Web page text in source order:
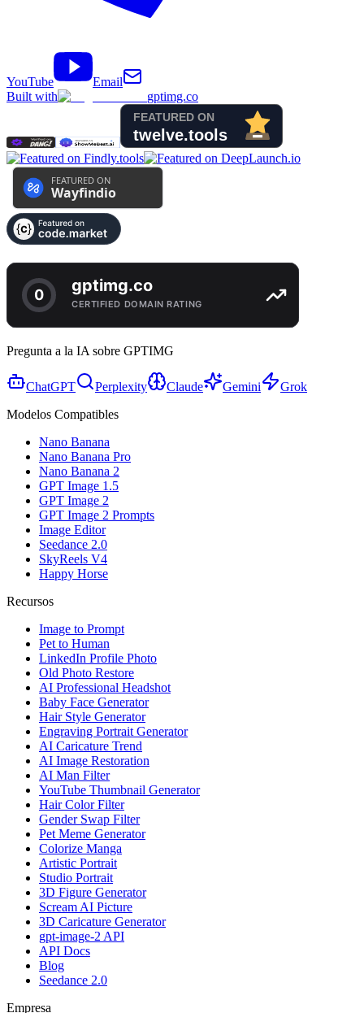
YouTube
Email
Built with
gptimg.co
Pregunta a la IA sobre GPTIMG
ChatGPT Perplexity Claude Gemini
Grok
Modelos Compatibles
Nano Banana
Nano Banana Pro
Nano Banana 2
GPT Image 1.5
GPT Image 2
GPT Image 2 Prompts
Image Editor
Seedance 2.0
SkyReels V4
Happy Horse
Recursos
Image to Prompt
Pet to Human
LinkedIn Profile Photo
Old Photo Restore
AI Professional Headshot
Baby Face Generator
Hair Style Generator
Engraving Portrait Generator
AI Caricature Trend
AI Image Restoration
AI Man Filter
YouTube Thumbnail Generator
Hair Color Filter
Gender Swap Filter
Pet Meme Generator
Colorize Manga
Artistic Portrait
Studio Portrait
3D Figure Generator
Scream AI Picture
3D Caricature Generator
gpt-image-2 API
API Docs
Blog
Seedance 2.0
Empresa